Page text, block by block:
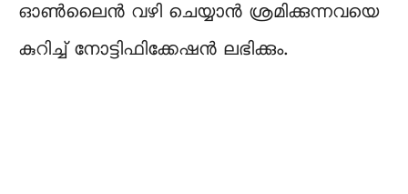
ഓൺലൈൻ വഴി ചെയ്യാൻ ശ്രമിക്കുന്നവയെ
കുറിച്ച് നോട്ടിഫിക്കേഷൻ ലഭിക്കും.